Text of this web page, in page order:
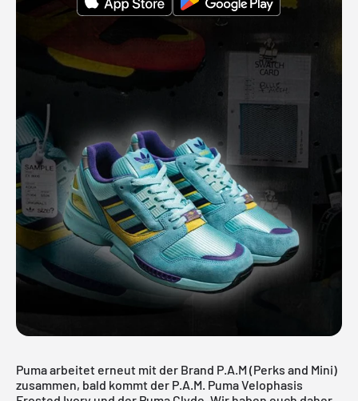
Puma arbeitet erneut mit der Brand P.A.M (Perks and Mini)
zusammen, bald kommt der P.A.M. Puma Velophasis